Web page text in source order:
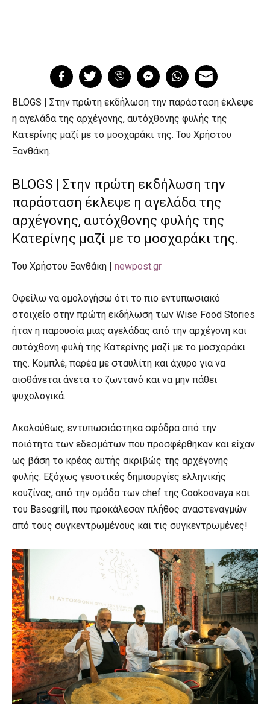
BLOGS | Στην πρώτη εκδήλωση την παράσταση έκλεψε
η αγελάδα της αρχέγονης, αυτόχθονης φυλής της
Κατερίνης μαζί με το μοσχαράκι της. Του Χρήστου
Ξανθάκη.
BLOGS | Στην πρώτη εκδήλωση την
παράσταση έκλεψε η αγελάδα της
αρχέγονης, αυτόχθονης φυλής της
Κατερίνης μαζί με το μοσχαράκι της.
Του Χρήστου Ξανθάκη | newpost.gr
Οφείλω να ομολογήσω ότι το πιο εντυπωσιακό
στοιχείο στην πρώτη εκδήλωση των Wise Food Stories
ήταν η παρουσία μιας αγελάδας από την αρχέγονη και
αυτόχθονη φυλή της Κατερίνης μαζί με το μοσχαράκι
της. Κομπλέ, παρέα με σταυλίτη και άχυρο για να
αισθάνεται άνετα το ζωντανό και να μην πάθει
ψυχολογικά.
Ακολούθως, εντυπωσιάστηκα σφόδρα από την
ποιότητα των εδεσμάτων που προσφέρθηκαν και είχαν
ως βάση το κρέας αυτής ακριβώς της αρχέγονης
φυλής. Εξόχως γευστικές δημιουργίες ελληνικής
κουζίνας, από την ομάδα των chef της Cookoovaya και
του Basegrill, που προκάλεσαν πλήθος αναστεναγμών
από τους συγκεντρωμένους και τις συγκεντρωμένες!